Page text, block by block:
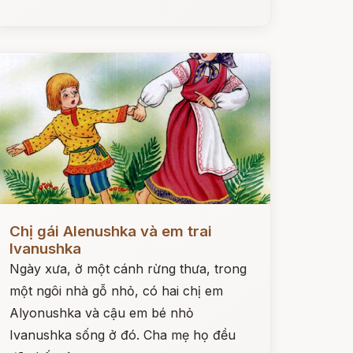
Chị gái Alenushka và em trai
Ivanushka
Ngày xưa, ở một cánh rừng thưa, trong
một ngôi nhà gỗ nhỏ, có hai chị em
Alyonushka và cậu em bé nhỏ
Ivanushka sống ở đó. Cha mẹ họ đều